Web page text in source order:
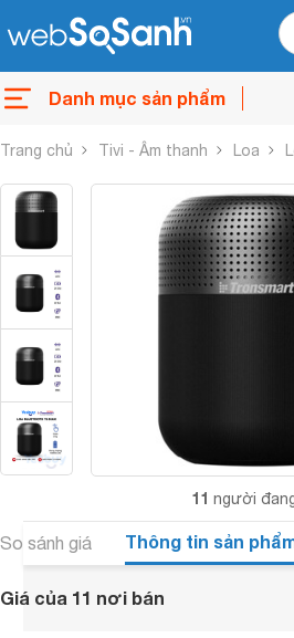
Danh mục sản phẩm
Trang chủ Tivi - Âm thanh Loa
11 người
So sánh giá Thông tin sản
Giá của 11 nơi bán